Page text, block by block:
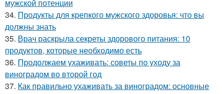
мужской потенции
34. Продукты для крепкого мужского здоровья: что вы
должны знать
35. Врач раскрыла секреты здорового питания: 10
продуктов, которые необходимо есть
36. Продолжаем ухаживать: советы по уходу за
виноградом во второй год
37. Как правильно ухаживать за виноградом: основные